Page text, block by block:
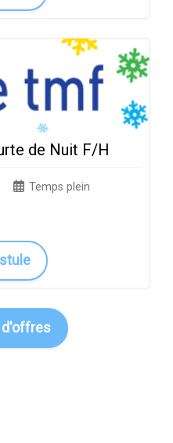
de Nuit F/H
Temps plein
d'offres